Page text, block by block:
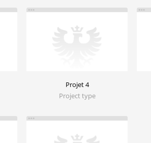
Projet 4
Project type